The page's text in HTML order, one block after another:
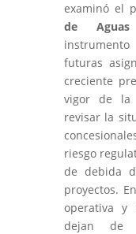
examinó el
de Aguas
futuras
creciente
vigor de la
revisar la
riesgo
de debida
proyectos.
operativa y
dejan de